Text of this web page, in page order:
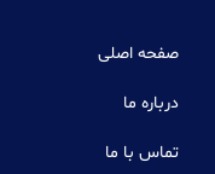
صفحه اصلی
درباره ما
تماس با ما